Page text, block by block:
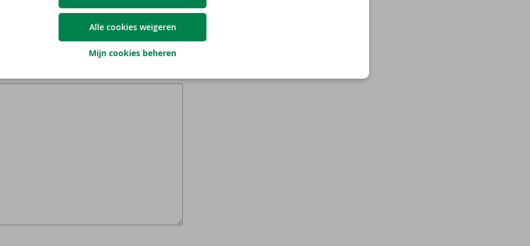
Alle cookies weigeren
Mijn cookies beheren